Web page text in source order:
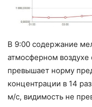
В 9:00 содержание
атмосферном воздухе
превышает норму
концентрации в 14
м/с, видимость не